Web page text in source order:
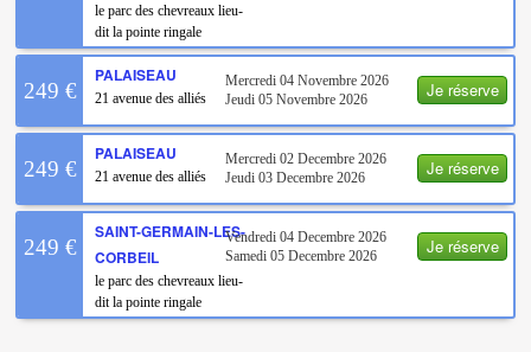
le parc des chevreaux lieu-
dit la pointe ringale
Je réserve
249 €
PALAISEAU
21 avenue des alliés
Mercredi 04 Novembre 2026
Jeudi 05 Novembre 2026
Je réserve
249 €
PALAISEAU
21 avenue des alliés
Mercredi 02 Decembre 2026
Jeudi 03 Decembre 2026
Je réserve
249 €
SAINT-GERMAIN-LES-
CORBEIL
le parc des chevreaux lieu-
dit la pointe ringale
Vendredi 04 Decembre 2026
Samedi 05 Decembre 2026